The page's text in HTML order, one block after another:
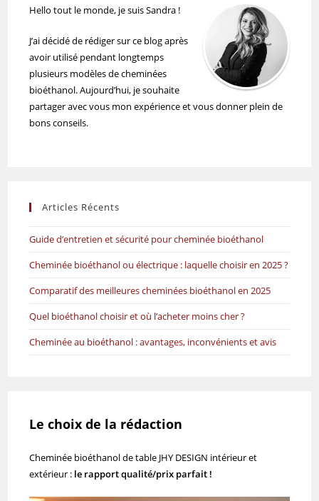
Hello tout le monde, je suis Sandra !
J’ai décidé de rédiger sur ce blog après
avoir utilisé pendant longtemps
plusieurs modèles de cheminées
bioéthanol. Aujourd’hui, je souhaite
partager avec vous mon expérience et vous donner plein de
bons conseils.
Articles Récents
Guide d’entretien et sécurité pour cheminée bioéthanol
Cheminée bioéthanol ou électrique : laquelle choisir en 2025 ?
Comparatif des meilleures cheminées bioéthanol en 2025
Quel bioéthanol choisir et où l’acheter moins cher ?
Cheminée au bioéthanol : avantages, inconvénients et avis
Le choix de la rédaction
Cheminée bioéthanol de table JHY DESIGN intérieur et
extérieur : le rapport qualité/prix parfait !